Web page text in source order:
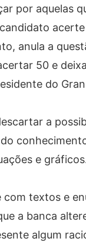
por aquelas
anula a
50 e
do
a
e
com textos e
a banca
algum